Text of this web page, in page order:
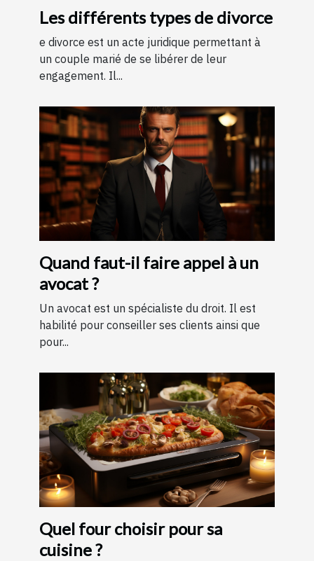
Les différents types de divorce
e divorce est un acte juridique permettant à
un couple marié de se libérer de leur
engagement. Il...
Quand faut-il faire appel à un
avocat ?
Un avocat est un spécialiste du droit. Il est
habilité pour conseiller ses clients ainsi que
pour...
Quel four choisir pour sa
cuisine ?